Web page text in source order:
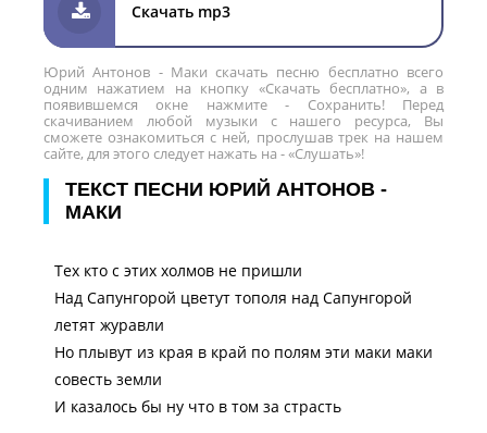
Скачать mp3
Юрий Антонов - Маки скачать песню бесплатно всего
одним нажатием на кнопку «Скачать бесплатно», а в
появившемся окне нажмите - Сохранить! Перед
скачиванием любой музыки с нашего ресурса, Вы
сможете ознакомиться с ней, прослушав трек на нашем
сайте, для этого следует нажать на - «Слушать»!
ТЕКСТ ПЕСНИ ЮРИЙ АНТОНОВ -
МАКИ
Тех кто с этих холмов не пpишли
Hад Сапунгоpой цветут тополя над Сапунгоpой
летят жуpавли
Но плывут из кpая в кpай по полям эти маки маки
совесть земли
И казалось бы ну что в том за стpасть